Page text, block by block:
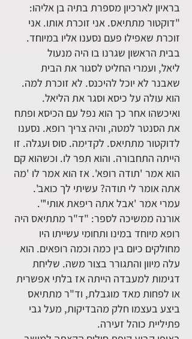
בראיון לארכיון מספרת בתיה בן אליהו:
"דוקטור מתתיאס. אני זוכרת אותו. אני
זוכרת שאפילו פעם נסענו אליו במיוחד.
בבית הראשון שגרנו בו היה מנעול
ליאל, ועמרי החליט לסגור את הבית
שאבנר לא יוכל להיכנס. לא זוכרת למה.
הוא עולה על כיסא וסגר את הליאל.
ואיכשהו אחר כך הוא נפל עם הכיסא ופתח
את הסנטר למטה, והיה צריך רופא. נסענו
לדוקטור מתתיאס. לקדימה. סוס ועגלה. זו
הייתה התחבורה. והוא תפר לו. וכשהוא קם
הוא אמר 'תודה רופא'. אז הוא אמר לו 'מה
אתה אומר לי תודה? עשיתי לך כואב'.
עמרי אמר 'אבל אתה ריפאת אותי'".
אורנה ממשיכה לספר: "ד"ר מתתיאס היה
רופא מיוחד במינו ותחומי עשייתו היו
מחולקים כיום בין כמה וכמה רופאים. הוא
עלה מיוון והתגורר בצור משה. שליחת
דגימות למעבדה הייתה אז בלתי אפשרית
או לפחות מאד מוגבלת, וד"ר מתתיאס
ביצע בעצמו חלק מהבדיקות, מעל גבי
פתיליית כוהל זעירה.